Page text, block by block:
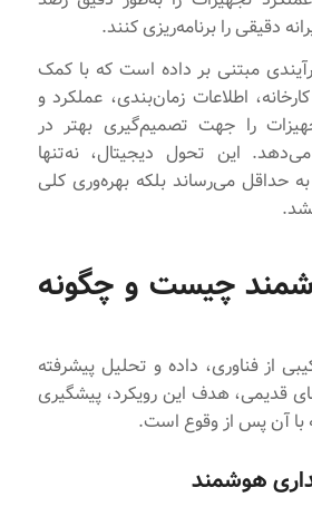
دقیقی را برنامه‌ریزی کنند.
مبتنی بر داده است که با کمک
اطلاعات زمان‌بندی، عملکرد و
را جهت تصمیم‌گیری بهتر در
می‌دهد. این تحول دیجیتال، نه‌تنها
به حداقل می‌رساند بلکه بهره‌وری کلی
چیست و چگونه
از فناوری، داده و تحلیل پیشرفته
قدیمی، هدف این رویکرد، پیشگیری
با آن پس از وقوع است.
هوشمند